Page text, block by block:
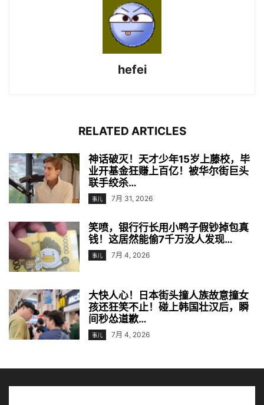
hefei
RELATED ARTICLES
神话破灭！天才少年15岁上藤校，毕
业开基金狂赚上百亿！被华尔街巨头
联手绞杀…
事儿 7月 31, 2026
笑喷，银行行长用小鸭子假钞掉包真
钱！这居然能偷7千万没人发现…
事儿 7月 4, 2026
大快人心！日本街头撞人族故意撞女
孩还狂笑不止！碰上韩国壮汉后，瞬
间秒怂道歉…
事儿 7月 4, 2026